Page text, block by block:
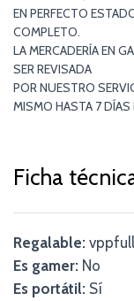
EN PERFECTO
COMPLETO.
LA MERCADERÍA EN
SER REVISADA
POR NUESTRO
MISMO HASTA 7 DÍAS
Ficha
Regalable: vppfull
Es gamer: No
Es portátil: Sí